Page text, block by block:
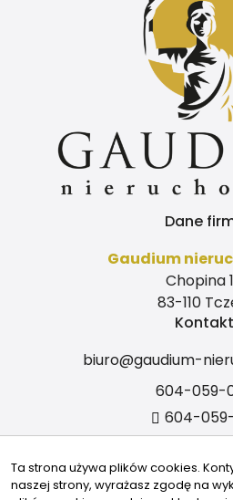
Dane
Gaudium
Chopina
83-110
Kontakt
biuro@gaudium-
604-059-
604-
Znajdziesz
Ta strona używa plików cookies.
naszej strony, wyrażasz zgodę na